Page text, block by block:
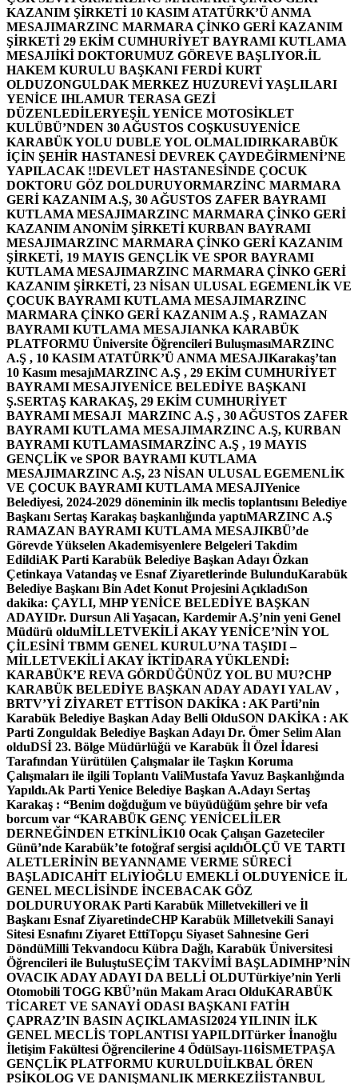
KAZANIM ŞİRKETİ 10 KASIM ATATÜRK’Ü ANMA
MESAJIMARZINC MARMARA ÇİNKO GERİ KAZANIM
ŞİRKETİ 29 EKİM CUMHURİYET BAYRAMI KUTLAMA
MESAJIİKİ DOKTORUMUZ GÖREVE BAŞLIYOR.İL
HAKEM KURULU BAŞKANI FERDİ KURT
OLDUZONGULDAK MERKEZ HUZUREVİ YAŞLILARI
YENİCE IHLAMUR TERASA GEZİ
DÜZENLEDİLERYEŞİL YENİCE MOTOSİKLET
KULÜBÜ’NDEN 30 AĞUSTOS COŞKUSUYENİCE
KARABÜK YOLU DUBLE YOL OLMALIDIRKARABÜK
İÇİN ŞEHİR HASTANESİ DEVREK ÇAYDEĞİRMENİ’NE
YAPILACAK !!DEVLET HASTANESİNDE ÇOCUK
DOKTORU GÖZ DOLDURUYORMARZİNC MARMARA
GERİ KAZANIM A.Ş, 30 AĞUSTOS ZAFER BAYRAMI
KUTLAMA MESAJIMARZINC MARMARA ÇİNKO GERİ
KAZANIM ANONİM ŞİRKETİ KURBAN BAYRAMI
MESAJIMARZINC MARMARA ÇİNKO GERİ KAZANIM
ŞİRKETİ, 19 MAYIS GENÇLİK VE SPOR BAYRAMI
KUTLAMA MESAJIMARZINC MARMARA ÇİNKO GERİ
KAZANIM ŞİRKETİ, 23 NİSAN ULUSAL EGEMENLİK VE
ÇOCUK BAYRAMI KUTLAMA MESAJIMARZINC
MARMARA ÇİNKO GERİ KAZANIM A.Ş , RAMAZAN
BAYRAMI KUTLAMA MESAJIANKA KARABÜK
PLATFORMU Üniversite Öğrencileri BuluşmasıMARZINC
A.Ş , 10 KASIM ATATÜRK’Ü ANMA MESAJIKarakaş’tan
10 Kasım mesajıMARZINC A.Ş , 29 EKİM CUMHURİYET
BAYRAMI MESAJIYENİCE BELEDİYE BAŞKANI
Ş.SERTAŞ KARAKAŞ, 29 EKİM CUMHURİYET
BAYRAMI MESAJI MARZINC A.Ş , 30 AĞUSTOS ZAFER
BAYRAMI KUTLAMA MESAJIMARZINC A.Ş, KURBAN
BAYRAMI KUTLAMASIMARZİNC A.Ş , 19 MAYIS
GENÇLİK ve SPOR BAYRAMI KUTLAMA
MESAJIMARZINC A.Ş, 23 NİSAN ULUSAL EGEMENLİK
VE ÇOCUK BAYRAMI KUTLAMA MESAJIYenice
Belediyesi, 2024-2029 döneminin ilk meclis toplantısını Belediye
Başkanı Sertaş Karakaş başkanlığında yaptıMARZINC A.Ş
RAMAZAN BAYRAMI KUTLAMA MESAJIKBÜ’de
Görevde Yükselen Akademisyenlere Belgeleri Takdim
EdildiAK Parti Karabük Belediye Başkan Adayı Özkan
Çetinkaya Vatandaş ve Esnaf Ziyaretlerinde BulunduKarabük
Belediye Başkanı Bin Adet Konut Projesini AçıkladıSon
dakika: ÇAYLI, MHP YENİCE BELEDİYE BAŞKAN
ADAYIDr. Dursun Ali Yaşacan, Kardemir A.Ş’nin yeni Genel
Müdürü olduMİLLETVEKİLİ AKAY YENİCE’NİN YOL
ÇİLESİNİ TBMM GENEL KURULU’NA TAŞIDI –
MİLLETVEKİLİ AKAY İKTİDARA YÜKLENDİ:
KARABÜK’E REVA GÖRDÜĞÜNÜZ YOL BU MU?CHP
KARABÜK BELEDİYE BAŞKAN ADAY ADAYI YALAV ,
BRTV’Yİ ZİYARET ETTİSON DAKİKA : AK Parti’nin
Karabük Belediye Başkan Aday Belli OlduSON DAKİKA : AK
Parti Zonguldak Belediye Başkan Adayı Dr. Ömer Selim Alan
olduDSİ 23. Bölge Müdürlüğü ve Karabük İl Özel İdaresi
Tarafından Yürütülen Çalışmalar ile Taşkın Koruma
Çalışmaları ile ilgili Toplantı ValiMustafa Yavuz Başkanlığında
Yapıldı.Ak Parti Yenice Belediye Başkan A.Adayı Sertaş
Karakaş : “Benim doğduğum ve büyüdüğüm şehre bir vefa
borcum var “KARABÜK GENÇ YENİCELİLER
DERNEĞİNDEN ETKİNLİK10 Ocak Çalışan Gazeteciler
Günü’nde Karabük’te fotoğraf sergisi açıldıÖLÇÜ VE TARTI
ALETLERİNİN BEYANNAME VERME SÜRECİ
BAŞLADICAHİT ELiYİOĞLU EMEKLİ OLDUYENİCE İL
GENEL MECLİSİNDE İNCEBACAK GÖZ
DOLDURUYORAK Parti Karabük Milletvekilleri ve İl
Başkanı Esnaf ZiyaretindeCHP Karabük Milletvekili Sanayi
Sitesi Esnafını Ziyaret EttiTopçu Siyaset Sahnesine Geri
DöndüMilli Tekvandocu Kübra Dağlı, Karabük Üniversitesi
Öğrencileri ile BuluştuSEÇİM TAKVİMİ BAŞLADIMHP’NİN
OVACIK ADAY ADAYI DA BELLİ OLDUTürkiye’nin Yerli
Otomobili TOGG KBÜ’nün Makam Aracı OlduKARABÜK
TİCARET VE SANAYİ ODASI BAŞKANI FATİH
ÇAPRAZ’IN BASIN AÇIKLAMASI2024 YILININ İLK
GENEL MECLİS TOPLANTISI YAPILDITürker İnanoğlu
İletişim Fakültesi Öğrencilerine 4 ÖdülSayı-116İSMETPAŞA
GENÇLİK PLATFORMU KURULDUİLKBAL ÖREN
PSİKOLOG VE DANIŞMANLIK MERKEZİİSTANBUL